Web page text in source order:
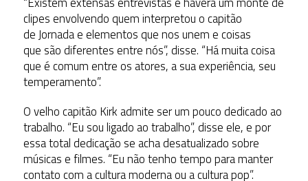
clipes envolvendo quem interpretou o capitão
de Jornada e elementos que nos unem e coisas
que são diferentes entre nós”, disse. “Há muita coisa
que é comum entre os atores, a sua experiência, seu
temperamento”.
O velho capitão Kirk admite ser um pouco dedicado ao
trabalho. “Eu sou ligado ao trabalho”, disse ele, e por
essa total dedicação se acha desatualizado sobre
músicas e filmes. “Eu não tenho tempo para manter
contato com a cultura moderna ou a cultura pop”.